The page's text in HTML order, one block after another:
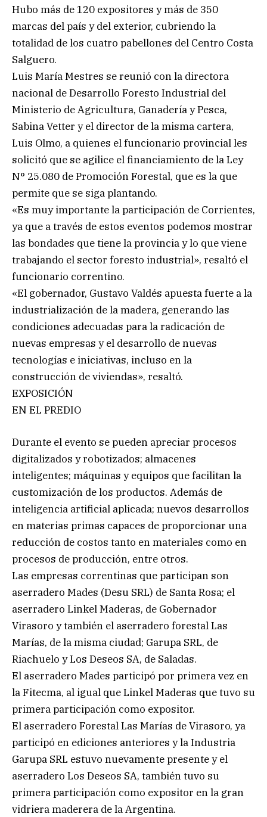
Hubo más de 120 expositores y más de 350
marcas del país y del exterior, cubriendo la
totalidad de los cuatro pabellones del Centro Costa
Salguero.
Luis María Mestres se reunió con la directora
nacional de Desarrollo Foresto Industrial del
Ministerio de Agricultura, Ganadería y Pesca,
Sabina Vetter y el director de la misma cartera,
Luis Olmo, a quienes el funcionario provincial les
solicitó que se agilice el financiamiento de la Ley
N° 25.080 de Promoción Forestal, que es la que
permite que se siga plantando.
«Es muy importante la participación de Corrientes,
ya que a través de estos eventos podemos mostrar
las bondades que tiene la provincia y lo que viene
trabajando el sector foresto industrial», resaltó el
funcionario correntino.
«El gobernador, Gustavo Valdés apuesta fuerte a la
industrialización de la madera, generando las
condiciones adecuadas para la radicación de
nuevas empresas y el desarrollo de nuevas
tecnologías e iniciativas, incluso en la
construcción de viviendas», resaltó.
EXPOSICIÓN
EN EL PREDIO
Durante el evento se pueden apreciar procesos
digitalizados y robotizados; almacenes
inteligentes; máquinas y equipos que facilitan la
customización de los productos. Además de
inteligencia artificial aplicada; nuevos desarrollos
en materias primas capaces de proporcionar una
reducción de costos tanto en materiales como en
procesos de producción, entre otros.
Las empresas correntinas que participan son
aserradero Mades (Desu SRL) de Santa Rosa; el
aserradero Linkel Maderas, de Gobernador
Virasoro y también el aserradero forestal Las
Marías, de la misma ciudad; Garupa SRL, de
Riachuelo y Los Deseos SA, de Saladas.
El aserradero Mades participó por primera vez en
la Fitecma, al igual que Linkel Maderas que tuvo su
primera participación como expositor.
El aserradero Forestal Las Marías de Virasoro, ya
participó en ediciones anteriores y la Industria
Garupa SRL estuvo nuevamente presente y el
aserradero Los Deseos SA, también tuvo su
primera participación como expositor en la gran
vidriera maderera de la Argentina.